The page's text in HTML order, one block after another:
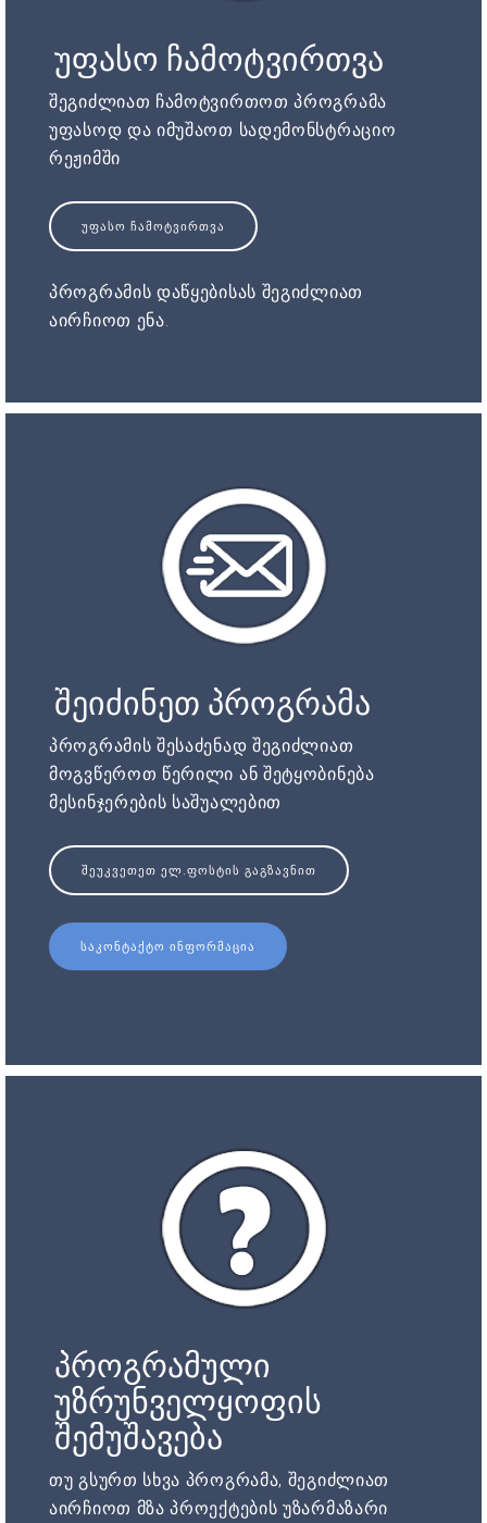
უფასო ჩამოტვირთვა
შეგიძლიათ ჩამოტვირთოთ პროგრამა
უფასოდ და იმუშაოთ სადემონსტრაციო
რეჟიმში
ᲣᲤᲐᲡᲝ ᲩᲐᲛᲝᲢᲕᲘᲠᲗᲕᲐ
პროგრამის დაწყებისას შეგიძლიათ
აირჩიოთ ენა.
შეიძინეთ პროგრამა
პროგრამის შესაძენად შეგიძლიათ
მოგვწეროთ წერილი ან შეტყობინება
მესინჯერების საშუალებით
ᲨᲔᲣᲙᲕᲔᲗᲔᲗ ᲔᲚ.ᲤᲝᲡᲢᲘᲡ ᲒᲐᲒᲖᲐᲕᲜᲘᲗ
ᲡᲐᲙᲝᲜᲢᲐᲥᲢᲝ ᲘᲜᲤᲝᲠᲛᲐᲪᲘᲐ
პროგრამული
უზრუნველყოფის
შემუშავება
თუ გსურთ სხვა პროგრამა, შეგიძლიათ
აირჩიოთ მზა პროექტების უზარმაზარი